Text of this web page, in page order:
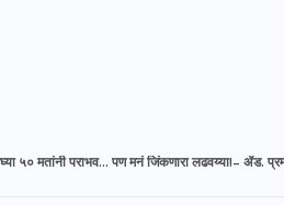
५० मतांनी पराभव... पण मनं जिंकणारा लढवय्या!– ॲड.